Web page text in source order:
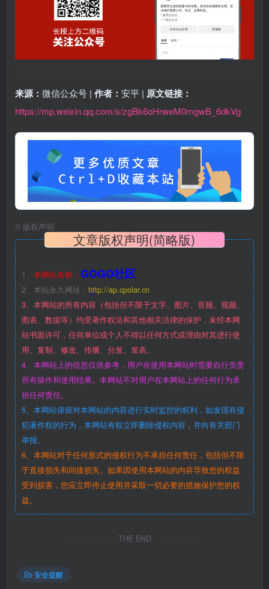
来源： 微信公众号 | 作者： 安平 | 原文链接：
https://mp.weixin.qq.com/s/zgBk6oHrweM0mgwB_6dkVg
© 版权声明
文章版权声明(简略版)
1、 本网站名称： GOGO社区
2、本站永久网址： http://ap.cpolar.cn
3、本网站的所有内容（包括但不限于文字、图片、音频、视频、
图表、数据等）均受著作权法和其他相关法律的保护，未经本网
站书面许可，任何单位或个人不得以任何方式或理由对其进行使
用、复制、修改、传播、分发、发表。
4、本网站上的信息仅供参考，用户在使用本网站时需要自行负责
所有操作和使用结果。本网站不对用户在本网站上的任何行为承
担任何责任。
5、本网站保留对本网站的内容进行实时监控的权利，如发现有侵
犯著作权的行为，本网站有权立即删除侵权内容，并向有关部门
举报。
6、本网站对于任何形式的侵权行为不承担任何责任，包括但不限
于直接损失和间接损失。如果因使用本网站的内容导致您的权益
受到损害，您应立即停止使用并采取一切必要的措施保护您的权
益。
THE END
安全提醒